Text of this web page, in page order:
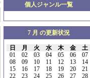
個人ジャンル一覧
7 月 の更新状況
日 月 火 水 木 金
土
01
02 03 04 05 06
07
08
09 10 11 12 13
14
15
16 17 18 19 20
21
22
23 24 25 26 27
28